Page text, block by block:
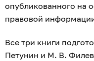
опубликованного на
правовой
Все три книги
Петунин и М. В.